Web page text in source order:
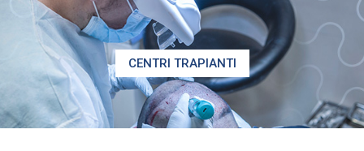
CENTRI TRAPIANTI